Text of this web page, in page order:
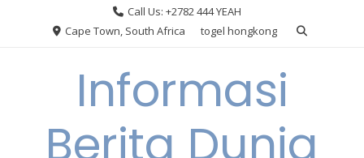
Call Us: +2782 444 YEAH
Cape Town, South Africa
togel hongkong
Informasi
Berita Dunia